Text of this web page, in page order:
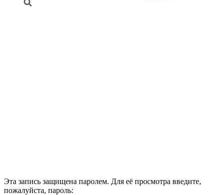
Эта запись защищена паролем. Для её просмотра введите,
пожалуйста, пароль: